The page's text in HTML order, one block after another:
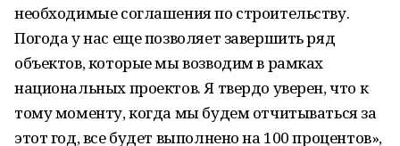
необходимые соглашения по строительству.
Погода у нас еще позволяет завершить ряд
объектов, которые мы возводим в рамках
национальных проектов. Я твердо уверен, что к
тому моменту, когда мы будем отчитываться за
этот год, все будет выполнено на 100 процентов»,